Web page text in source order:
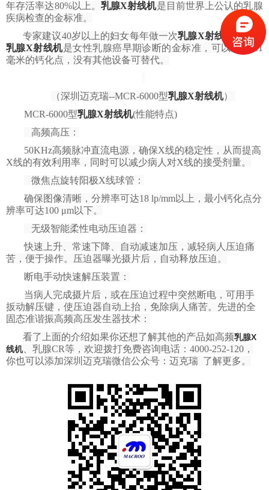
年存活率达80%以上。 乳腺X射线机是目前世界上公认的乳腺
疾病检查的金标准。
专家建议40岁以上的妇女每年做一次乳腺X射线机检查。
乳腺X射线机是女性乳腺癌早期诊断的金标准，可以发现0.1
毫米的钙化点，没有其他设备可替代。
（深圳迈克瑞--MCR-6000型乳腺X射线机）
MCR-6000型乳腺X射线机(性能特点)
高频高压：
50KHz高频脉冲直流电源，确保X线的稳定性，从而提高
X线的有效利用率，同时可以减少病人对X线的接受剂量。
微焦点旋转阳极X线球管：
确保图像清晰，分辨率可达18 lp/mm以上，最小钙化点分
辨率可达100 μm以下。
无级智能柔性电动压迫器：
快速上升、常速下降、自动减速加压，减轻病人压迫痛
苦，便于操作。压迫器曝光摄片后，自动释放压迫。
断电手动快速解压装置：
当病人完成摄片后，或在压迫过程中突然断电，可用手
扳动解压键，使压迫器自动上抬，免除病人痛苦。先进的全
固态准谐振高频高压发生器技术：
看了上面的介绍如果你还想了解其他的产品如高频乳腺X
线机 、乳腺CR等，欢迎拨打免费咨询电话：4000-252-120，
你也可以添加深圳迈克瑞微信公众号：迈克瑞 了解更多。